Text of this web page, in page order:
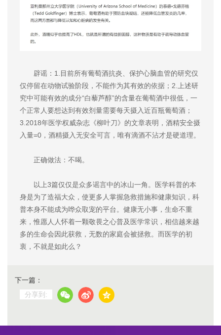
辟谣：1.目前所有葡萄酒抗炎、保护心脑血管的研究仅
仅停留在动物试验阶段，不能作为其有效的依据；2.上述研
究中可能有效的成分“白藜芦醇”的含量在葡萄酒中很低，一
个正常人要想达到有效剂量需要每天摄入近百瓶葡萄酒；
3.2018年医学权威杂志《柳叶刀》的文章表明，酒精安全摄
入量=0，酒精摄入无安全可言，唯有滴酒不沾才是硬道理。
正确做法：不喝。
以上3篇仅仅是众多谣言中的冰山一角。医学科普的本
身是为了造福大众，使更多人掌握急救措施和健康知识，科
普本身不能成为哗众取宠的平台。健康无小事，生命不重
来，惟愿人人怀着一颗敬畏之心普及医学常识，相信越来越
多的生命会因此获救，无数的家庭会被拯救。而医学的初
衷，不就是如此么？
下一篇：
分享到: